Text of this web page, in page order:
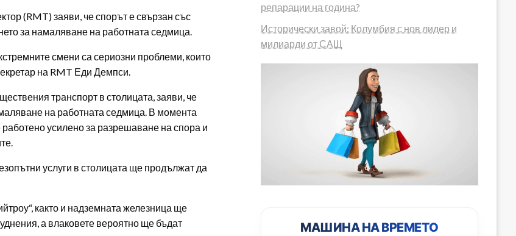
(RMT) заяви, че спорът е свързан със
за намаляване на работната седмица.
смени са сериозни проблеми, които
на RMT Еди Демпси.
транспорт в столицата, заяви, че
на работната седмица. В момента
усилено за разрешаване на спора и
услуги в столицата ще продължат да
както и надземната железница ще
а влаковете вероятно ще бъдат
репарации на година?
Исторически завой: Колумбия с нов лидер и
милиарди от САЩ
МАШИНА НА ВРЕМЕТО